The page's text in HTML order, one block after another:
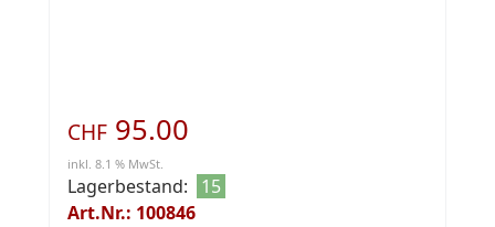
CHF 95.00
inkl. 8.1 % MwSt.
Lagerbestand:
15
Art.Nr.: 100846